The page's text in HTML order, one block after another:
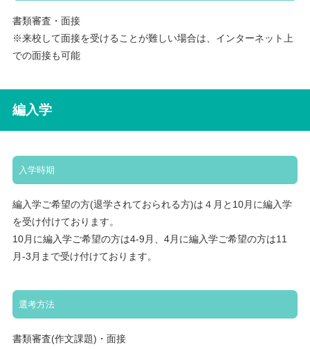
書類審査・面接
※来校して面接を受けることが難しい場合は、インターネット上
での面接も可能
編入学
入学時期
編入学ご希望の方(退学されておられる方)は４月と10月に編入学
を受け付けております。
10月に編入学ご希望の方は4-9月、4月に編入学ご希望の方は11
月-3月まで受け付けております。
選考方法
書類審査(作文課題)・面接